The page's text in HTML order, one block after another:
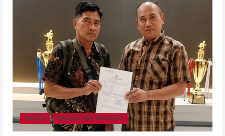
Berita Hukum dan Kriminal